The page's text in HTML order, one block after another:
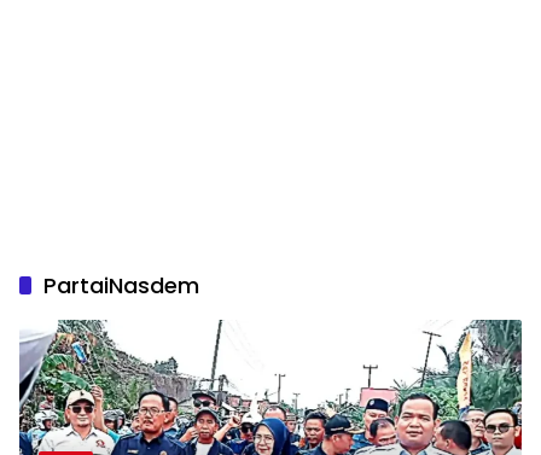
PartaiNasdem